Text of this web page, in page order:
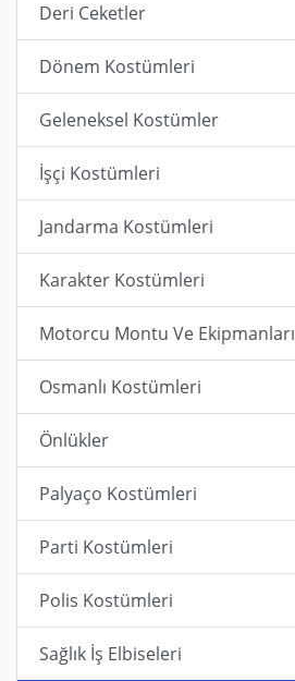
Deri Ceketler
Dönem Kostümleri
Geleneksel Kostümler
İşçi Kostümleri
Jandarma Kostümleri
Karakter Kostümleri
Motorcu Montu Ve Ekipmanları
Osmanlı Kostümleri
Önlükler
Palyaço Kostümleri
Parti Kostümleri
Polis Kostümleri
Sağlık İş Elbiseleri